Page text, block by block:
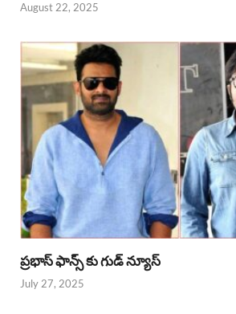
August 22, 2025
ప్రభాస్ ఫాన్స్ కు గుడ్ న్యూస్
July 27, 2025